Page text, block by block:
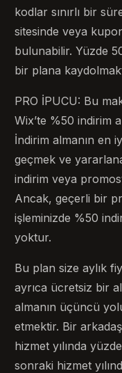
kodlar sınırlı bir
sitesinde veya
bulunabilir. Yüzde
bir plana
PRO İPUCU: Bu
Wix’te %50 indirim
İndirim almanın en
geçmek ve
indirim veya
Ancak, geçerli bir
işleminizde %50
yoktur.
Bu plan size aylık
ayrıca ücretsiz bir
almanın üçüncü
etmektir. Bir
hizmet yılında
sonraki hizmet